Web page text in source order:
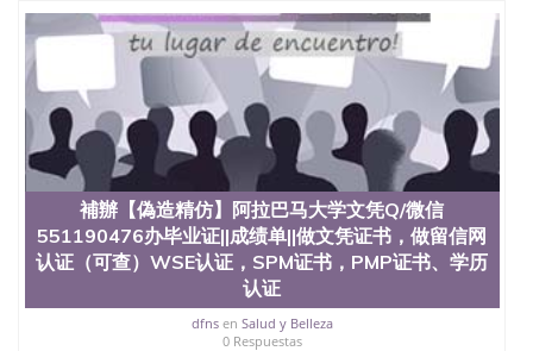
State University）圣何塞州立大学学历证书（San
Jose State University）圣何塞州立大学学历证书
（San Jose State University）澳洲读书未毕业找人做
文凭学位qq微信551190476澳洲读CQU中央昆士兰大
学学历 绩单购买学位证书/澳洲读本科硕士做文凭/购
买澳洲大学毕业证成绩单假文凭学历
offieUniversityofSouthernQueensland 澳洲读书未毕
业找人做文凭学位qq微信551190476澳洲读CQU中央
昆士兰大学学历成绩单购买学位证书/澳洲读本科硕
士做文凭/购买澳洲大学毕业证成绩单假文凭学历办
理MSU文凭Q/微信551190476密歇根州立大学办毕业
证||成绩单||做文凭证书，做留信网认证（可查）WSE
认证，SPM证书，PMP证书、学历认证、在读证明
Michigan State University
補辦【偽造精仿】阿拉巴马大学文凭Q/微信
551190476办毕业证||成绩单||做文凭证书，做留信网
认证（可查）WSE认证，SPM证书，PMP证书、学历
认证
dfnsen Salud y Belleza
0 Respuestas